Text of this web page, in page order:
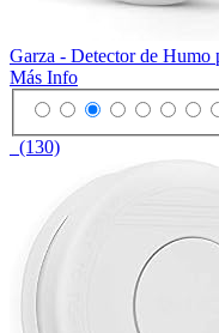
Garza - Detector de Humo
Más Info
(130)